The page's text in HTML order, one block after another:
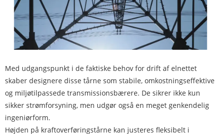
Med udgangspunkt i de faktiske behov for drift af elnettet
skaber designere disse tårne ​​som stabile, omkostningseffektive
og miljøtilpassede transmissionsbærere. De sikrer ikke kun
sikker strømforsyning, men udgør også en meget genkendelig
ingeniørform.
Højden på kraftoverføringstårne ​​kan justeres fleksibelt i